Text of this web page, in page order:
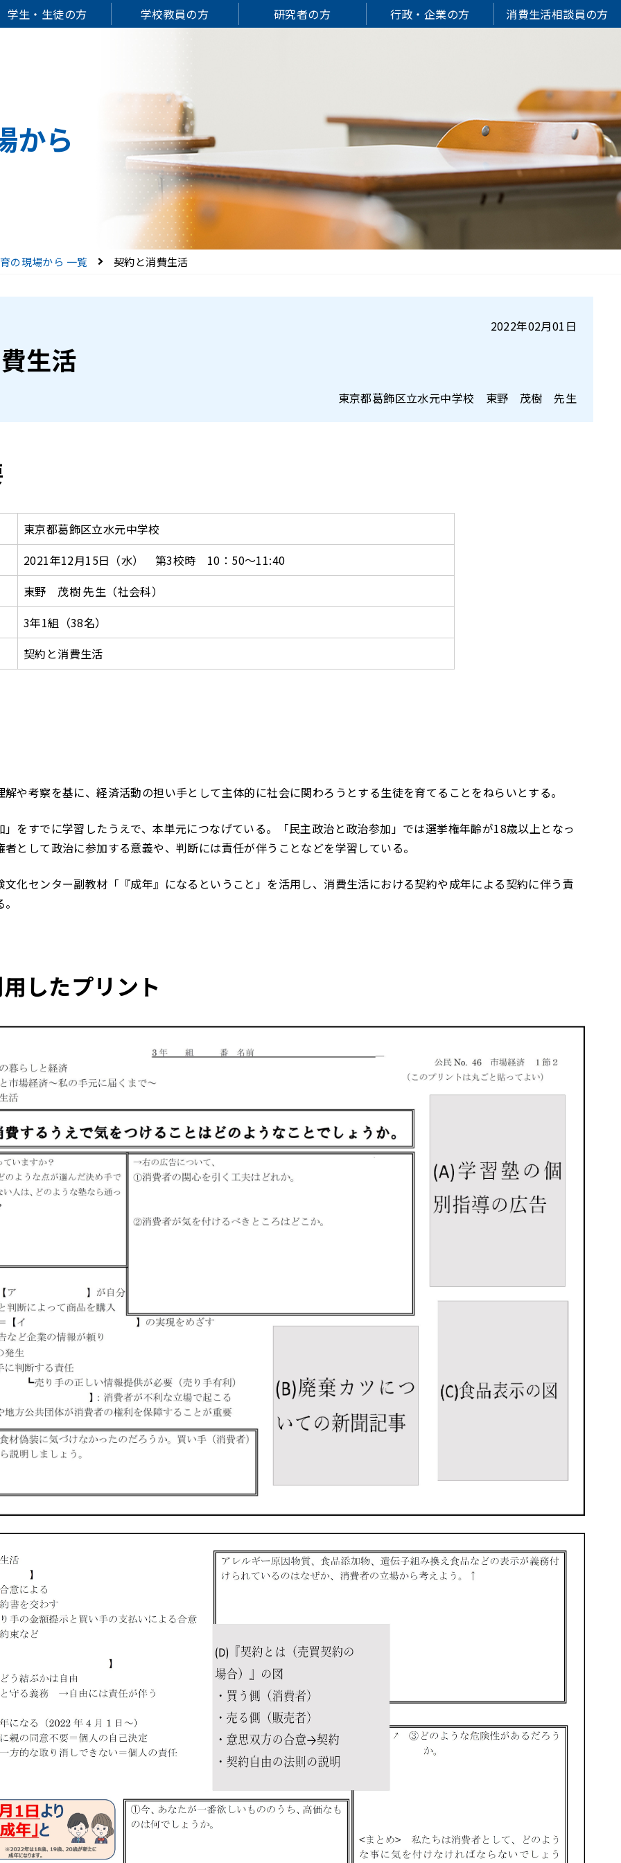
学生・生徒の方 学校教員の方 研究者の方 行政・企業の方 消費生活相談員の方
から
の現場から 一覧 契約と消費生活
2022年02月01日
生活
東京都葛飾区立水元中学校 東野 茂樹 先生
東京都葛飾区立水元中学校
2021年12月15日（水） 第3校時 10：50～11:40
東野 茂樹 先生（社会科）
3年1組（38名）
契約と消費生活
や考察を基に、経済活動の担い手として主体的に社会に関わろうとする生徒を育てることをねらいとする。
をすでに学習したうえで、本単元につなげている。「民主政治と政治参加」では選挙権年齢が18歳以上となっ
として政治に参加する意義や、判断には責任が伴うことなどを学習している。
化センター副教材「『成年』になるということ」を活用し、消費生活における契約や成年による契約に伴う責
したプリント